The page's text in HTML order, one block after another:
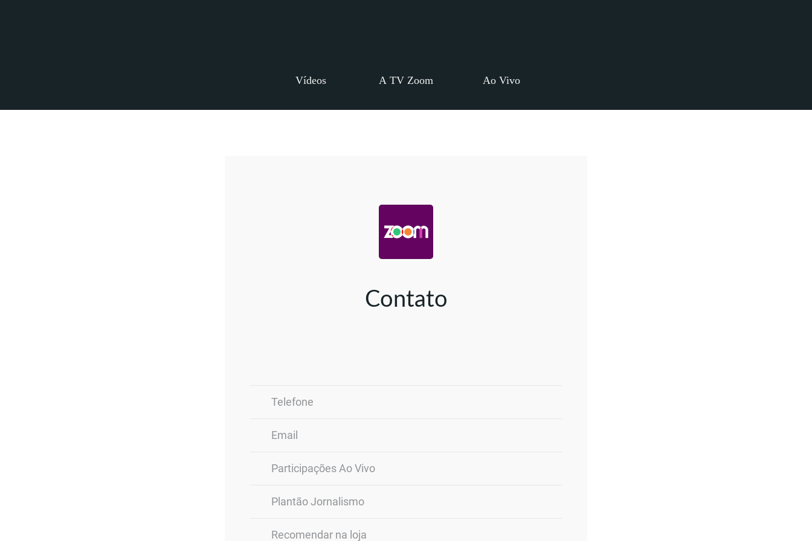
Vídeos A TV Zoom Ao Vivo
Contato
Telefone
Email
Participações Ao Vivo
Plantão Jornalismo
Recomendar na loja